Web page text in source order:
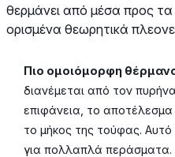
θερμάνει από μέσα προς
ορισμένα θεωρητικά
Πιο ομοιόμορφη
διανέμεται από τον
επιφάνεια, το αποτέλεσμα
το μήκος της τούφας. Αυτό
για πολλαπλά περάσματα.